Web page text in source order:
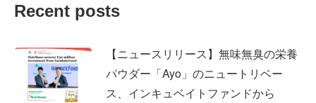
Recent posts
【ニュースリリース】無味無臭の栄養
パウダー「Ayo」のニュートリベー
ス、インキュベイトファンドから